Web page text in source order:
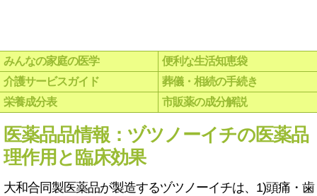
みんなの家庭の医学
便利な生活知恵袋
介護サービスガイド
葬儀・相続の手続き
栄養成分表
市販薬の成分解説
医薬品品情報：ヅツノーイチの医薬品
理作用と臨床効果
大和合同製医薬品が製造するヅツノーイチは、1)頭痛・歯